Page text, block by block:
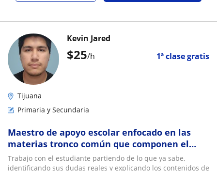
$25/h 1ª clase gratis
Kevin Jared
Tijuana
Primaria y Secundaria
Maestro de apoyo escolar enfocado en las
materias tronco común que componen el
plan de estudios de educación básica de la
localida
Trabajo con el estudiante partiendo de lo que ya sabe,
identificando sus dudas reales y explicando los contenidos de